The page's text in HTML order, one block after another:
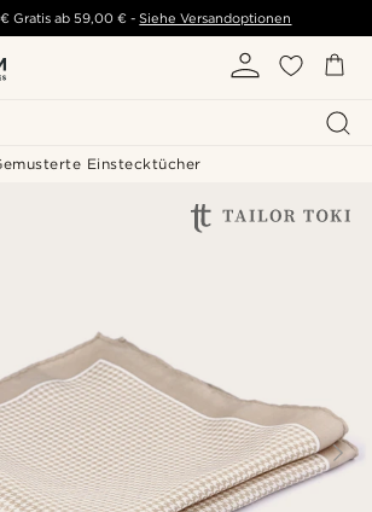
Gratis ab 59,00 € - Siehe Versandoptionen
Einstecktücher